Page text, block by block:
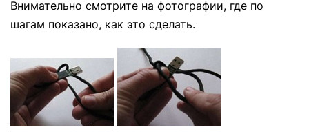
Внимательно смотрите на фотографии, где по
шагам показано, как это сделать.